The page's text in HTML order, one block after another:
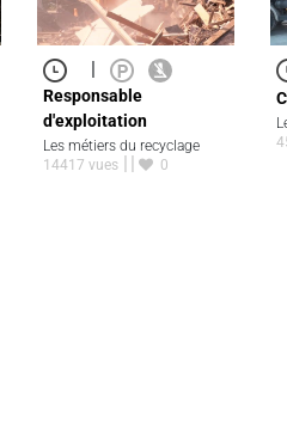
|
Responsable
d'exploitation
Les métiers du recyclage
14417 vues
0